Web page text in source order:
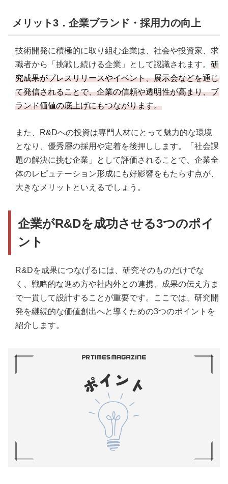
メリット3．企業ブランド・採用力の向上
技術開発に積極的に取り組む企業は、社会や投資家、求
職者から「挑戦し続ける企業」として認識されます。 研
究成果がプレスリリースやイベント、展示会などを通じ
て発信されることで、企業の信頼や透明性が高まり、ブ
ランド価値の底上げにもつながります。
また、R&Dへの投資は専門人材にとって魅力的な環境
となり、優秀層の採用や定着を後押しします。「社会課
題の解決に挑む企業」として評価されることで、企業全
体のレピュテーション形成にも好影響をもたらす点が、
大きなメリットといえるでしょう。
企業がR&Dを成功させる3つのポイ
ント
R&Dを成果につなげるには、研究そのものだけでな
く、戦略的な進め方や社内外との連携、成果の伝え方ま
で一貫して設計することが重要です。ここでは、研究開
発を継続的な価値創出へと導くための3つのポイントを
紹介します。